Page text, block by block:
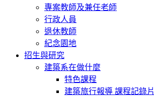
專案教師及兼任老師
行政人員
退休教師
紀念園地
招生與研究
建築系在做什麼
特色課程
建築旅行報導 課程記錄片